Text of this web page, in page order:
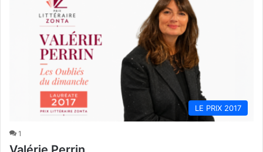
LE PRIX 2017
1